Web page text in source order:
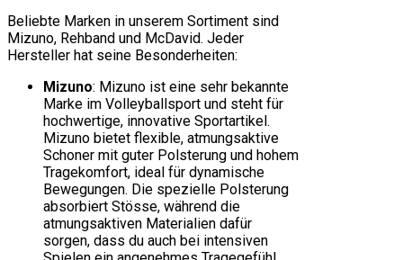
Beliebte Marken in unserem Sortiment sind
Mizuno, Rehband und McDavid. Jeder
Hersteller hat seine Besonderheiten:
Mizuno: Mizuno ist eine sehr bekannte
Marke im Volleyballsport und steht für
hochwertige, innovative Sportartikel.
Mizuno bietet flexible, atmungsaktive
Schoner mit guter Polsterung und hohem
Tragekomfort, ideal für dynamische
Bewegungen. Die spezielle Polsterung
absorbiert Stösse, während die
atmungsaktiven Materialien dafür
sorgen, dass du auch bei intensiven